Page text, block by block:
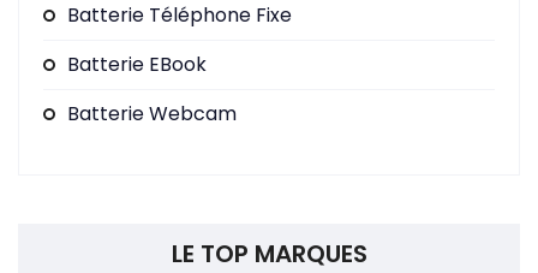
Batterie Téléphone Fixe
Batterie EBook
Batterie Webcam
LE TOP MARQUES